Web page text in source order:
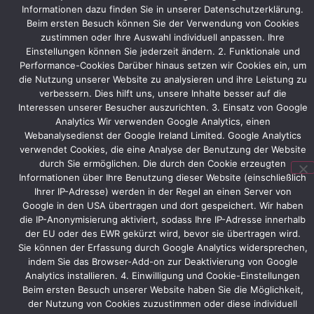
aufgegriffen
und
an
die
aktuelle
Standfläche
angepasst.
diverse
Maschinen
live
am
Stand
präsentieren.
Vorheriger Nächster
Informationen dazu finden Sie in unserer Datenschutzerklärung.
Beim ersten Besuch können Sie der Verwendung von Cookies
zustimmen oder Ihre Auswahl individuell anpassen. Ihre
Einstellungen können Sie jederzeit ändern. 2. Funktionale und
Performance-Cookies Darüber hinaus setzen wir Cookies ein, um
die Nutzung unserer Website zu analysieren und ihre Leistung zu
verbessern. Dies hilft uns, unsere Inhalte besser auf die
Interessen unserer Besucher auszurichten. 3. Einsatz von Google
Analytics Wir verwenden Google Analytics, einen
Webanalysedienst der Google Ireland Limited. Google Analytics
verwendet Cookies, die eine Analyse der Benutzung der Website
durch Sie ermöglichen. Die durch den Cookie erzeugten
Informationen über Ihre Benutzung dieser Website (einschließlich
Ihrer IP-Adresse) werden in der Regel an einen Server von
Google in den USA übertragen und dort gespeichert. Wir haben
die IP-Anonymisierung aktiviert, sodass Ihre IP-Adresse innerhalb
der EU oder des EWR gekürzt wird, bevor sie übertragen wird.
Sie können der Erfassung durch Google Analytics widersprechen,
indem Sie das Browser-Add-on zur Deaktivierung von Google
Analytics installieren. 4. Einwilligung und Cookie-Einstellungen
Beim ersten Besuch unserer Website haben Sie die Möglichkeit,
der Nutzung von Cookies zuzustimmen oder diese individuell